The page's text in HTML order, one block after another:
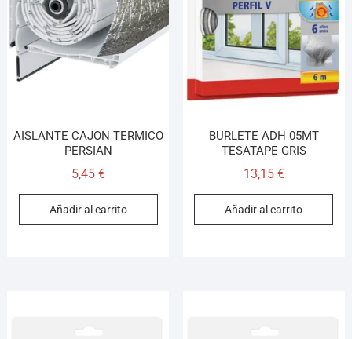
AISLANTE CAJON TERMICO
PERSIAN
5,45 €
Añadir al carrito
BURLETE ADH 05MT
TESATAPE GRIS
13,15 €
Añadir al carrito
Asesor El Arroyo
En línea · responde en segundos
Cómo llegar
aunque no sepas el nombre exacto